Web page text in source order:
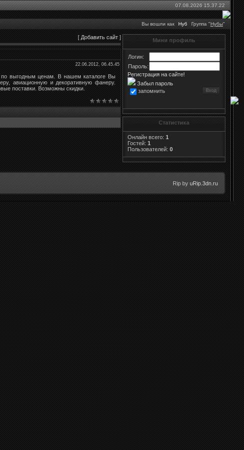
07.08.2026 15.37.22
Вы вошли как Нуб Группа "Нубы"
[Добавить сайт]
22.06.2012, 06.45.45
по выгодным ценам. В нашем каталоге Вы
авиационную и декоративную фанеру.
поставки. Возможны скидки.
Мини профиль
Логин:
Пароль:
Регистрация на сайте!
Забыл пароль
запомнить
Статистика
Онлайн всего: 1
Гостей: 1
Пользователей: 0
Rip by uRip.3dn.ru